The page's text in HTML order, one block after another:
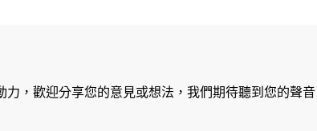
，歡迎分享您的意見或想法，我們期待聽到您的聲音